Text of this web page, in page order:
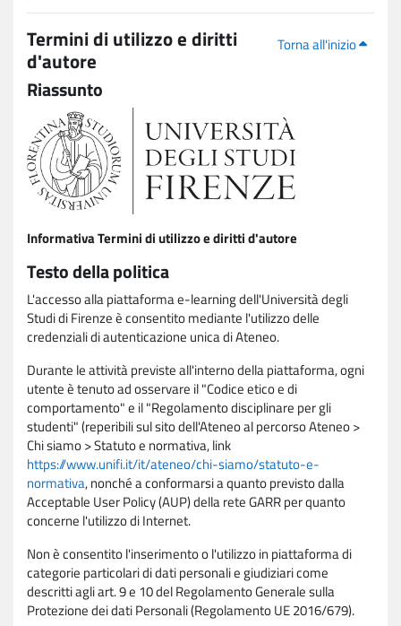
Torna all'inizio
Termini di utilizzo e diritti
d'autore
Riassunto
Informativa Termini di utilizzo e diritti d'autore
Testo della politica
L'accesso alla piattaforma e-learning dell'Università degli
Studi di Firenze è consentito mediante l'utilizzo delle
credenziali di autenticazione unica di Ateneo.
Durante le attività previste all'interno della piattaforma, ogni
utente è tenuto ad osservare il "Codice etico e di
comportamento" e il "Regolamento disciplinare per gli
studenti" (reperibili sul sito dell'Ateneo al percorso Ateneo >
Chi siamo > Statuto e normativa, link
https://www.unifi.it/it/ateneo/chi-siamo/statuto-e-
normativa, nonché a conformarsi a quanto previsto dalla
Acceptable User Policy (AUP) della rete GARR per quanto
concerne l'utilizzo di Internet.
Non è consentito l'inserimento o l'utilizzo in piattaforma di
categorie particolari di dati personali e giudiziari come
descritti agli art. 9 e 10 del Regolamento Generale sulla
Protezione dei dati Personali (Regolamento UE 2016/679).